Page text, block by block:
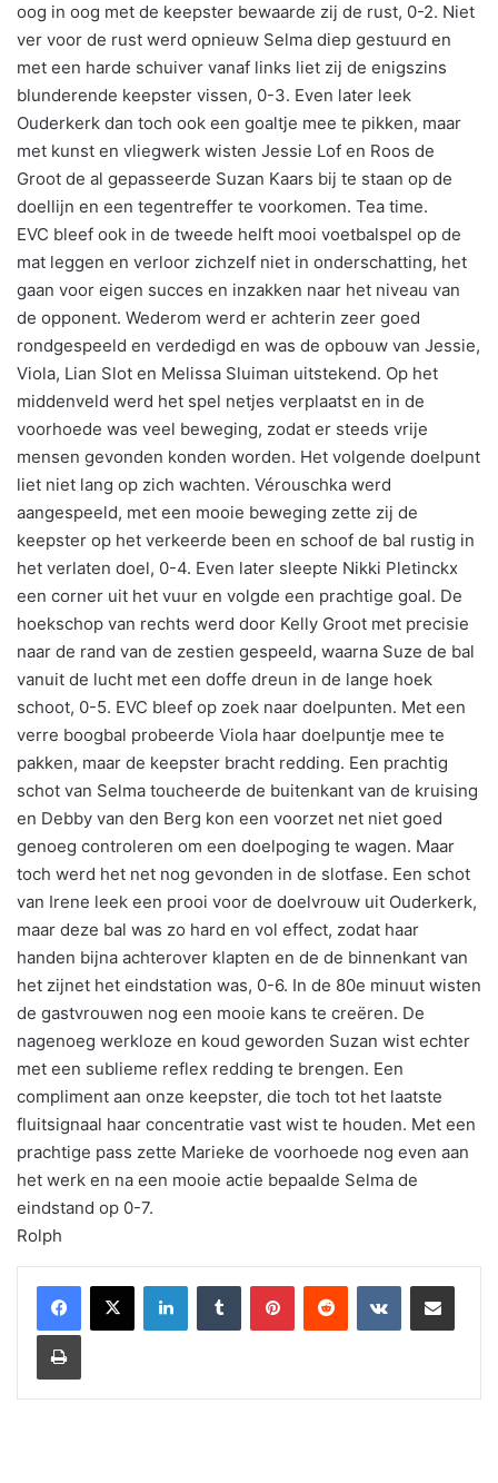
oog in oog met de keepster bewaarde zij de rust, 0-2. Niet
ver voor de rust werd opnieuw Selma diep gestuurd en
met een harde schuiver vanaf links liet zij de enigszins
blunderende keepster vissen, 0-3. Even later leek
Ouderkerk dan toch ook een goaltje mee te pikken, maar
met kunst en vliegwerk wisten Jessie Lof en Roos de
Groot de al gepasseerde Suzan Kaars bij te staan op de
doellijn en een tegentreffer te voorkomen. Tea time.
EVC bleef ook in de tweede helft mooi voetbalspel op de
mat leggen en verloor zichzelf niet in onderschatting, het
gaan voor eigen succes en inzakken naar het niveau van
de opponent. Wederom werd er achterin zeer goed
rondgespeeld en verdedigd en was de opbouw van Jessie,
Viola, Lian Slot en Melissa Sluiman uitstekend. Op het
middenveld werd het spel netjes verplaatst en in de
voorhoede was veel beweging, zodat er steeds vrije
mensen gevonden konden worden. Het volgende doelpunt
liet niet lang op zich wachten. Vérouschka werd
aangespeeld, met een mooie beweging zette zij de
keepster op het verkeerde been en schoof de bal rustig in
het verlaten doel, 0-4. Even later sleepte Nikki Pletinckx
een corner uit het vuur en volgde een prachtige goal. De
hoekschop van rechts werd door Kelly Groot met precisie
naar de rand van de zestien gespeeld, waarna Suze de bal
vanuit de lucht met een doffe dreun in de lange hoek
schoot, 0-5. EVC bleef op zoek naar doelpunten. Met een
verre boogbal probeerde Viola haar doelpuntje mee te
pakken, maar de keepster bracht redding. Een prachtig
schot van Selma toucheerde de buitenkant van de kruising
en Debby van den Berg kon een voorzet net niet goed
genoeg controleren om een doelpoging te wagen. Maar
toch werd het net nog gevonden in de slotfase. Een schot
van Irene leek een prooi voor de doelvrouw uit Ouderkerk,
maar deze bal was zo hard en vol effect, zodat haar
handen bijna achterover klapten en de de binnenkant van
het zijnet het eindstation was, 0-6. In de 80e minuut wisten
de gastvrouwen nog een mooie kans te creёren. De
nagenoeg werkloze en koud geworden Suzan wist echter
met een sublieme reflex redding te brengen. Een
compliment aan onze keepster, die toch tot het laatste
fluitsignaal haar concentratie vast wist te houden. Met een
prachtige pass zette Marieke de voorhoede nog even aan
het werk en na een mooie actie bepaalde Selma de
eindstand op 0-7.
Rolph
LinkedInTumblr PinterestReddit VKontakteShare via Email
Print